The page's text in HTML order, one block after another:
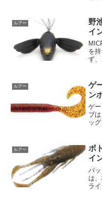
生
そ
ルアー
野
イ
を
ず
軽
と
ルアー
ゲ
ン
ゲ
ブ
ッ
い
キ
ルアー
ボ
イ
バ
は
ラ